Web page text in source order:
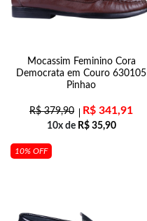
Mocassim Feminino Cora
Democrata em Couro 630105
Pinhao
R$379,90 R$ 341,91
10x de R$35,90
10% OFF